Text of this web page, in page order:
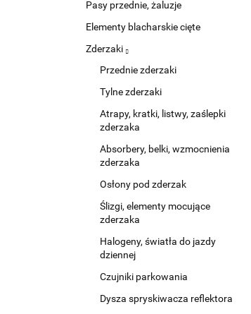
Pasy przednie, żaluzje
Elementy blacharskie cięte
Zderzaki
Przednie zderzaki
Tylne zderzaki
Atrapy, kratki, listwy, zaślepki
zderzaka
Absorbery, belki, wzmocnienia
zderzaka
Osłony pod zderzak
Ślizgi, elementy mocujące
zderzaka
Halogeny, światła do jazdy
dziennej
Czujniki parkowania
Dysza spryskiwacza reflektora